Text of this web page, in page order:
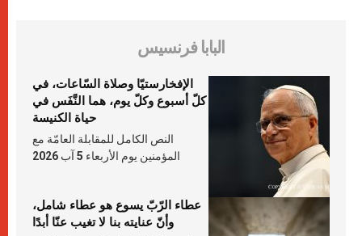
البابا فرنسيس
الإفخارستيّا وصلاة السّاعات، في
كلّ أسبوع وكلّ يوم، هما النَّفَس في
حياة الكنيسة
النص الكامل للمقابلة العامّة مع
المؤمنين يوم الأربعاء 5 آب 2026
عطاء الرّبّ يسوع هو عطاء شامل،
وأنّ عنايته بنا لا تغيب عنّا أبدًا